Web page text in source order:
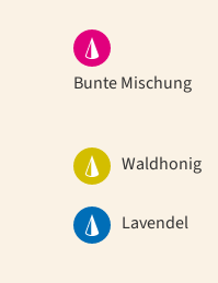
Bunte Mischung
Waldhonig
Lavendel